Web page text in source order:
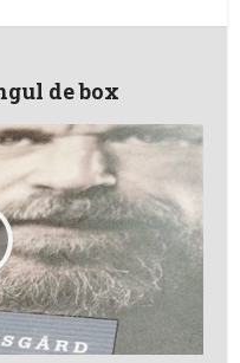
de box